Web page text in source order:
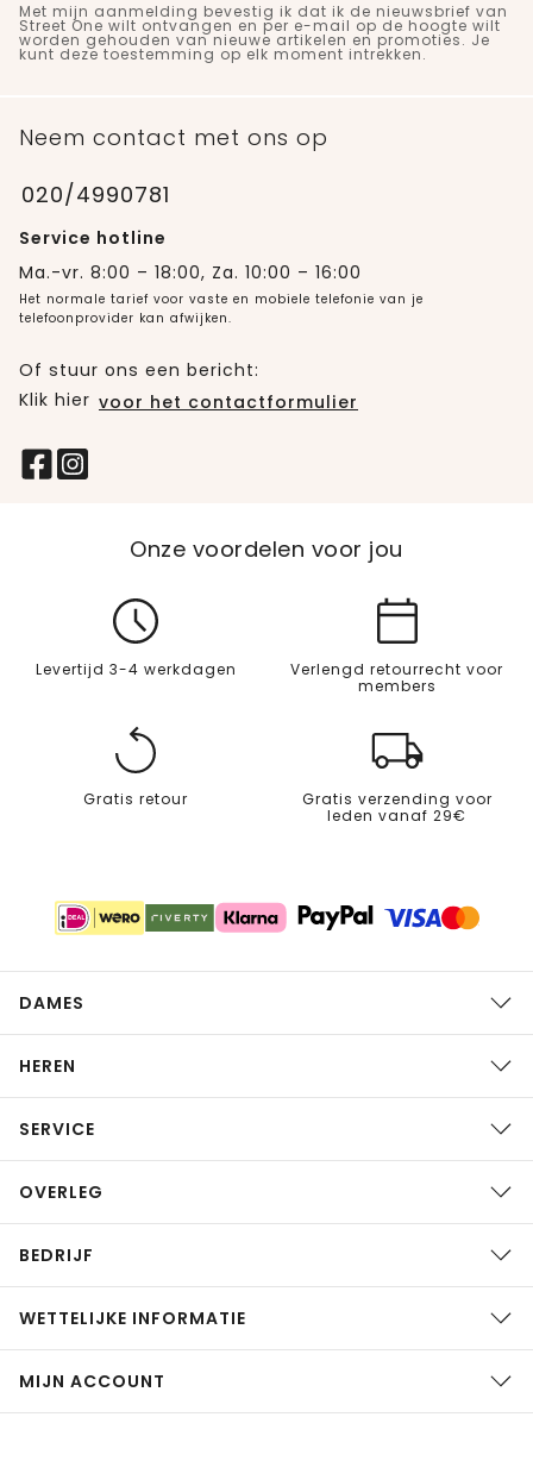
Met mijn aanmelding bevestig ik dat ik de nieuwsbrief van
Street One wilt ontvangen en per e-mail op de hoogte wilt
worden gehouden van nieuwe artikelen en promoties. Je
kunt deze toestemming op elk moment intrekken.
Neem contact met ons op
020/4990781
Service hotline
Ma.-vr. 8:00 – 18:00, Za. 10:00 – 16:00
Het normale tarief voor vaste en mobiele telefonie van je
telefoonprovider kan afwijken.
Of stuur ons een bericht:
Klik hier voor het contactformulier
Onze voordelen voor jou
Levertijd 3-4 werkdagen
Verlengd retourrecht voor
members
Gratis retour
Gratis verzending voor
leden vanaf 29€
DAMES
HEREN
SERVICE
OVERLEG
BEDRIJF
WETTELIJKE INFORMATIE
MIJN ACCOUNT